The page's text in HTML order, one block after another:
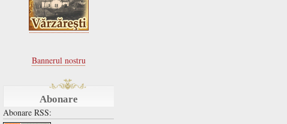
Bannerul nostru
Abonare
Abonare RSS: